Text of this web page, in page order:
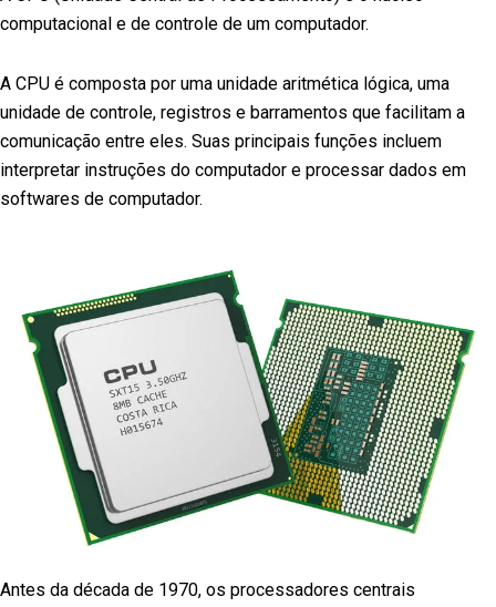
computacional e de controle de um computador.
A CPU é composta por uma unidade aritmética lógica, uma
unidade de controle, registros e barramentos que facilitam a
comunicação entre eles. Suas principais funções incluem
interpretar instruções do computador e processar dados em
softwares de computador.
Antes da década de 1970, os processadores centrais